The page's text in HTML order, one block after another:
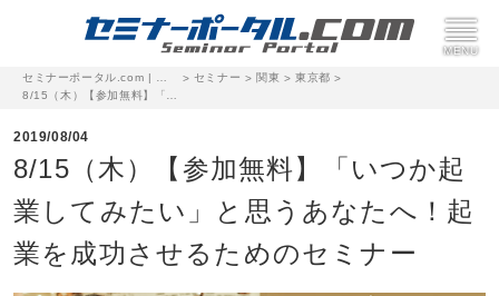
> セミナー > 関東 >東京都 >
2019/08/04
8/15（木）【参加無料】「いつか起
業してみたい」と思うあなたへ！起
業を成功させるためのセミナー